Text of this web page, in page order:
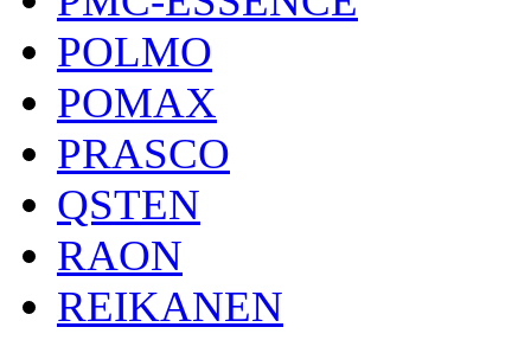
POLMO
POMAX
PRASCO
QSTEN
RAON
REIKANEN